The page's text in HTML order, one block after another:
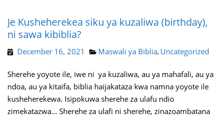
Je Kusheherekea siku ya kuzaliwa (birthday),
ni sawa kibiblia?
December 16, 2021 Maswali ya Biblia, Uncategorized
Sherehe yoyote ile, iwe ni ya kuzaliwa, au ya mahafali, au ya
ndoa, au ya kitaifa, biblia haijakataza kwa namna yoyote ile
kusheherekewa. Isipokuwa sherehe za ulafu ndio
zimekatazwa… Sherehe za ulafi ni sherehe, zinazoambatana